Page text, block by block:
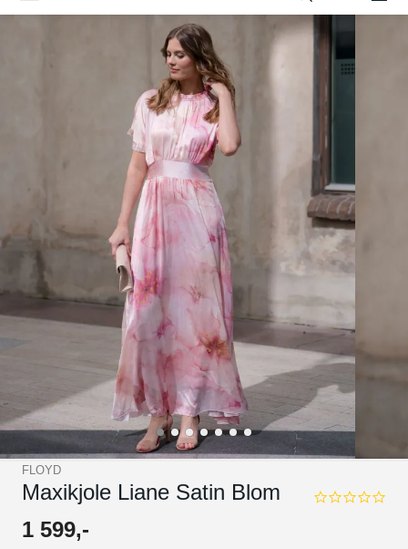
FLOYD
Maxikjole Liane Satin Blom
0.0
1 599,-